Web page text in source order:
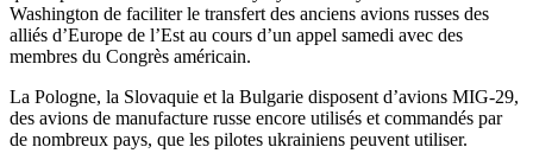
Washington de faciliter le transfert des anciens avions russes des
alliés d’Europe de l’Est au cours d’un appel samedi avec des
membres du Congrès américain.
La Pologne, la Slovaquie et la Bulgarie disposent d’avions MIG-29,
des avions de manufacture russe encore utilisés et commandés par
de nombreux pays, que les pilotes ukrainiens peuvent utiliser.